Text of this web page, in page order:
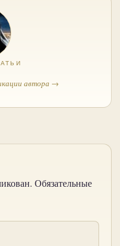
автора →
Обязательные